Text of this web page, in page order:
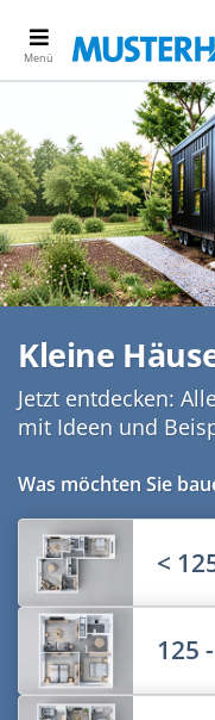
Menü
Kleine
Jetzt entdecken:
mit Ideen und
Was möchten Sie
<
125